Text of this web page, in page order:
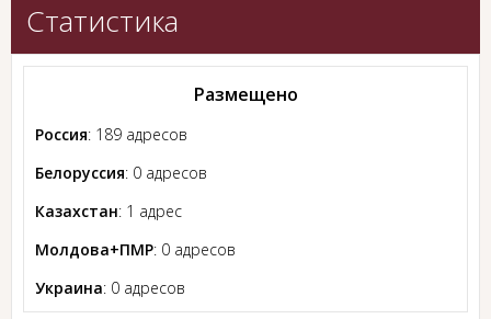
Статистика
Размещено
Россия: 189 адресов
Белоруссия: 0 адресов
Казахстан: 1 адрес
Молдова+ПМР: 0 адресов
Украина: 0 адресов